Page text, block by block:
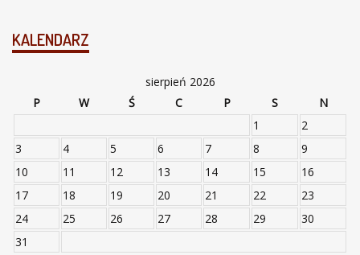
KALENDARZ
sierpień 2026
P
W Ś C P S
N
1
2
3
4 5 6 7 8
9
10
11 12 13 14 15
16
17
18 19 20 21 22
23
24
25 26 27 28 29
30
31